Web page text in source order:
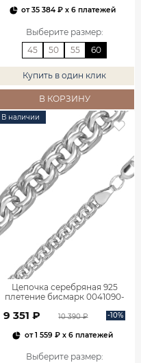
от35 384 ₽ x 6 платежей
Выберите размер:
45
50 55 60
Купить в один клик
В КОРЗИНУ
В наличии
Цепочка серебряная 925
плетение бисмарк 0041090-
9 351 ₽ 10 390 ₽ -10%
от1 559 ₽x 6 платежей
Выберите размер: